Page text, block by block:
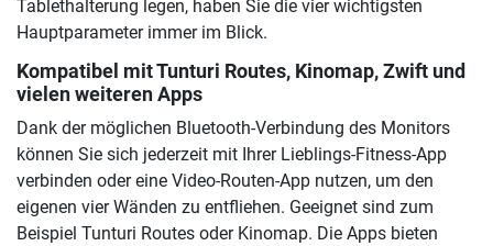
Tablethalterung legen, haben Sie die vier wichtigsten
Hauptparameter immer im Blick.
Kompatibel mit Tunturi Routes, Kinomap, Zwift und
vielen weiteren Apps
Dank der möglichen Bluetooth-Verbindung des Monitors
können Sie sich jederzeit mit Ihrer Lieblings-Fitness-App
verbinden oder eine Video-Routen-App nutzen, um den
eigenen vier Wänden zu entfliehen. Geeignet sind zum
Beispiel Tunturi Routes oder Kinomap. Die Apps bieten